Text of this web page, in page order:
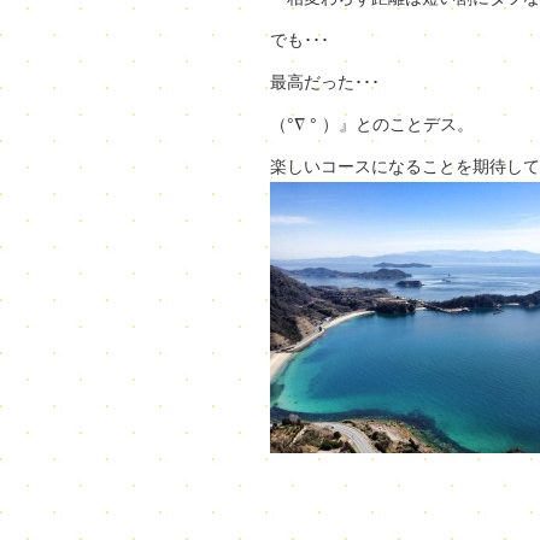
でも･･･
最高だった･･･
（°∇ ° ）』とのことデス。
楽しいコースになることを期待し